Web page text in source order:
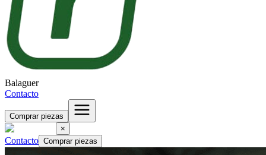
Balaguer
Contacto
Comprar piezas
×
Contacto Comprar piezas